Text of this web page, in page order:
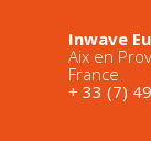
Inwave
Aix en
France
+ 33 (7)